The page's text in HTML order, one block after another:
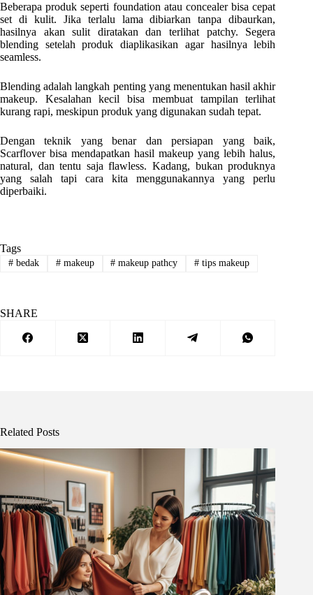
Beberapa produk seperti foundation atau concealer bisa cepat
set di kulit. Jika terlalu lama dibiarkan tanpa dibaurkan,
hasilnya akan sulit diratakan dan terlihat patchy. Segera
blending setelah produk diaplikasikan agar hasilnya lebih
seamless.
Blending adalah langkah penting yang menentukan hasil akhir
makeup. Kesalahan kecil bisa membuat tampilan terlihat
kurang rapi, meskipun produk yang digunakan sudah tepat.
Dengan teknik yang benar dan persiapan yang baik,
Scarflover bisa mendapatkan hasil makeup yang lebih halus,
natural, dan tentu saja flawless. Kadang, bukan produknya
yang salah tapi cara kita menggunakannya yang perlu
diperbaiki.
Tags
#bedak #makeup # makeup pathcy # tips makeup
SHARE
Related Posts